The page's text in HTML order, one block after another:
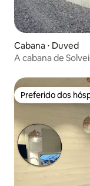
Cabana ⋅ Duved
A cabana de
Preferido dos
Preferido dos